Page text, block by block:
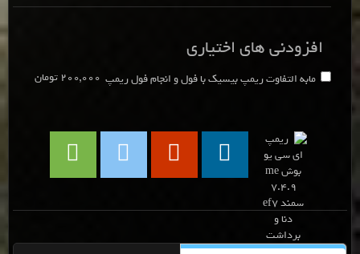
افزودنی های اختیاری
مابه التفاوت ریمپ بیسیک با فول و انجام فول ریمپ 200,000 تومان